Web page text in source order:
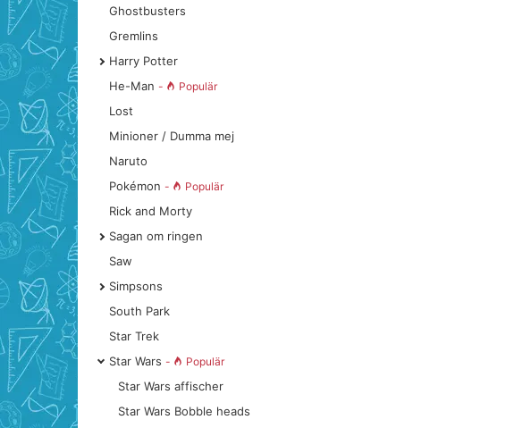
Ghostbusters
Gremlins
Harry Potter
He-Man - Populär
Lost
Minioner / Dumma mej
Naruto
Pokémon - Populär
Rick and Morty
Sagan om ringen
Saw
Simpsons
South Park
Star Trek
Star Wars - Populär
Star Wars affischer
Star Wars Bobble heads